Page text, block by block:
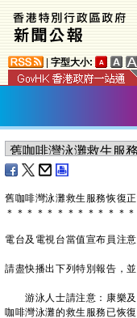
字型大小:
舊咖啡灣泳灘救生服務恢復
＊ ＊ ＊ ＊ ＊ ＊ ＊ ＊ ＊ ＊ ＊ ＊ ＊
電台及電視台當值宣布員注意
請盡快播出下列特別報告，
游泳人士請注意：康樂及
咖啡灣泳灘的救生服務已恢